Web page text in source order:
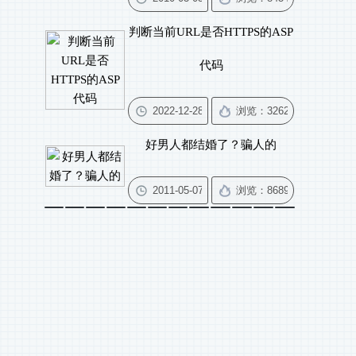
判断当前URL是否HTTPS的ASP
代码
好男人都结婚了？骗人的